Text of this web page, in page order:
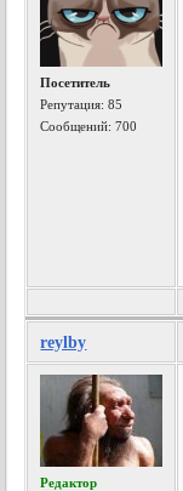
Посетитель
Репутация:85
Сообщений: 700
reylby
Редактор